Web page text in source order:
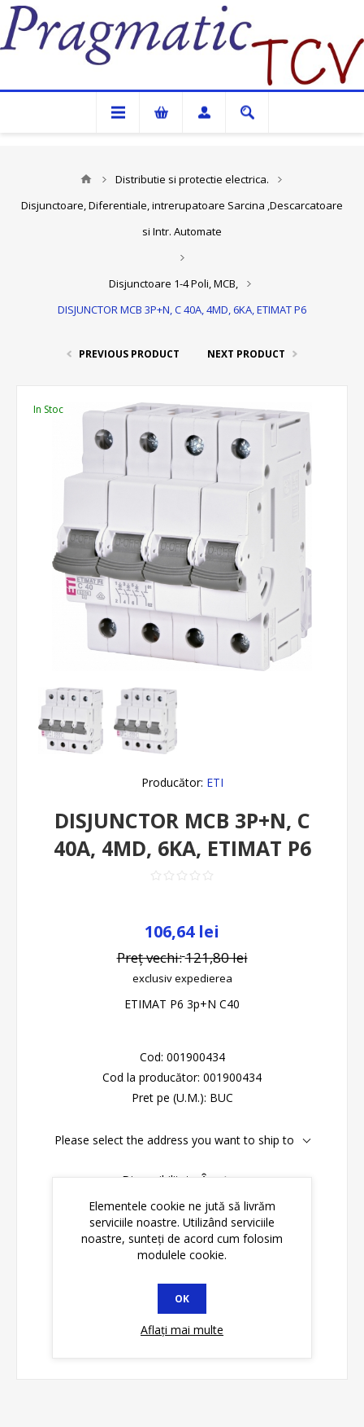
Pragmatic TCV
Distributie si protectie electrica.
Disjunctoare, Diferentiale, intrerupatoare Sarcina ,Descarcatoare
si Intr. Automate
Disjunctoare 1-4 Poli, MCB,
DISJUNCTOR MCB 3P+N, C 40A, 4MD, 6KA, ETIMAT P6
PREVIOUS PRODUCT NEXT PRODUCT
In Stoc
Producător: ETI
DISJUNCTOR MCB 3P+N, C
40A, 4MD, 6KA, ETIMAT P6
106,64 lei
Preț vechi:121,80 lei
exclusivexpedierea
ETIMAT P6 3p+N C40
Cod: 001900434
Cod la producător: 001900434
Pret pe (U.M.): BUC
Please select the address you want to ship to
Disponibilitate: În stoc
ADAUGĂ ȊN COŞ
Elementele cookie ne jută să livrăm
serviciile noastre. Utilizând serviciile
noastre, sunteți de acord cum folosim
modulele cookie.
OK
Aflați mai multe